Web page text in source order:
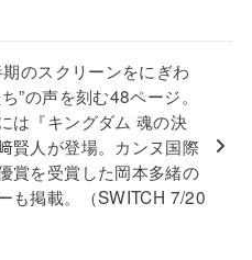
のスクリーンをにぎわ
”の声を刻む48ページ。
は『キングダム 魂の決
賢人が登場。カンヌ国際
賞を受賞した岡本多緒の
も掲載。（SWITCH 7/20